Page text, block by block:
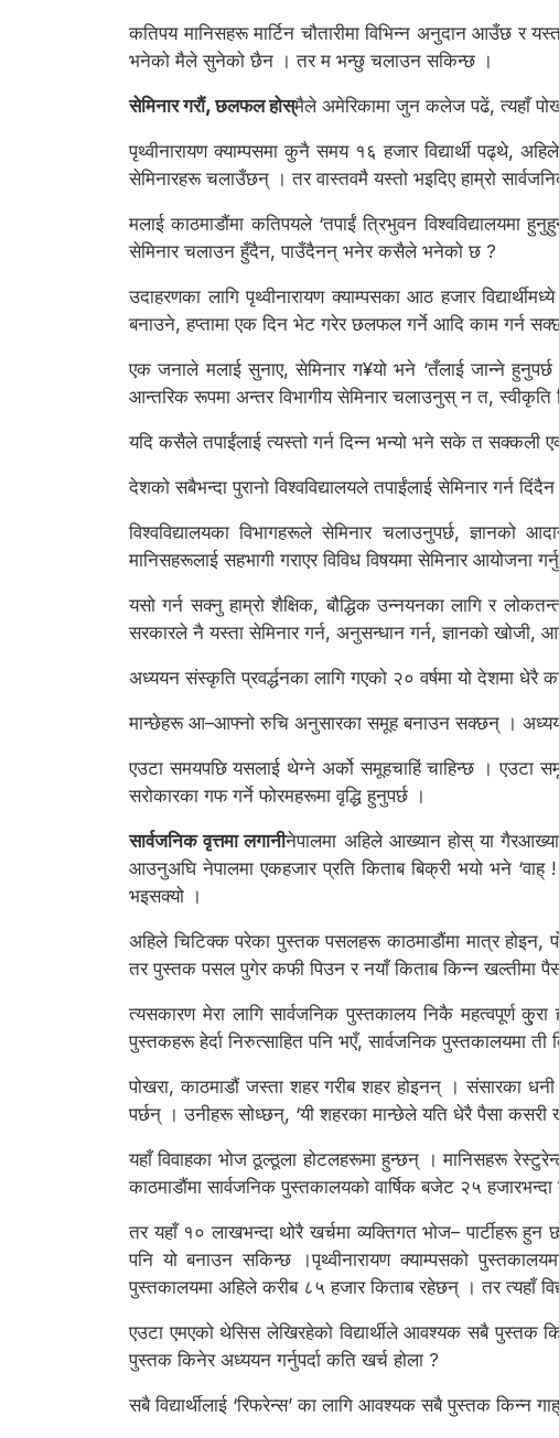
कतिपय मानिसहरू मार्टिन चौतारीमा विभिन्न अनुदान आउँछ र
भनेको मैले सुनेको छैन । तर म भन्छु चलाउन सकिन्छ ।
सेमिनार गरौं, छलफल होस्मैले अमेरिकामा जुन कलेज पढें, त्यहाँ
पृथ्वीनारायण क्याम्पसमा कुनै समय १६ हजार विद्यार्थी पढ्थे,
सेमिनारहरू चलाउँछन् । तर वास्तवमै यस्तो भइदिए हाम्रो
मलाई काठमाडौंमा कतिपयले ‘तपाईं त्रिभुवन
सेमिनार चलाउन हुँदैन, पाउँदैनन् भनेर कसैले भनेको छ ?
उदाहरणका लागि पृथ्वीनारायण क्याम्पसका आठ हजार
बनाउने, हप्तामा एक दिन भेट गरेर छलफल गर्ने आदि काम गर्न
एक जनाले मलाई सुनाए, सेमिनार ग¥यो भने ‘तँलाई जान्ने
आन्तरिक रूपमा अन्तर विभागीय सेमिनार चलाउनुस् न त, स्वीकृति
यदि कसैले तपाईंलाई त्यस्तो गर्न दिन्न भन्यो भने सके त सक्कली
देशको सबैभन्दा पुरानो विश्वविद्यालयले तपाईंलाई सेमिनार गर्न
विश्वविद्यालयका विभागहरूले सेमिनार चलाउनुपर्छ, ज्ञानको
मानिसहरूलाई सहभागी गराएर विविध विषयमा सेमिनार आयोजना
यसो गर्न सक्नु हाम्रो शैक्षिक, बौद्धिक उन्नयनका लागि र
सरकारले नै यस्ता सेमिनार गर्न, अनुसन्धान गर्न, ज्ञानको खोजी,
अध्ययन संस्कृति प्रवर्द्धनका लागि गएको २० वर्षमा यो देशमा
मान्छेहरू आ–आफ्नो रुचि अनुसारका समूह बनाउन सक्छन् ।
एउटा समयपछि यसलाई थेग्ने अर्को समूहचाहिं चाहिन्छ । एउटा
सरोकारका गफ गर्ने फोरमहरूमा वृद्धि हुनुपर्छ ।
सार्वजनिक वृत्तमा लगानीनेपालमा अहिले आख्यान होस् या
आउनुअघि नेपालमा एकहजार प्रति किताब बिक्री भयो भने
भइसक्यो ।
अहिले चिटिक्क परेका पुस्तक पसलहरू काठमाडौंमा मात्र
तर पुस्तक पसल पुगेर कफी पिउन र नयाँ किताब किन्न खल्तीमा
त्यसकारण मेरा लागि सार्वजनिक पुस्तकालय निकै महत्वपूर्ण
पुस्तकहरू हेर्दा निरुत्साहित पनि भएँ, सार्वजनिक पुस्तकालयमा ती
पोखरा, काठमाडौं जस्ता शहर गरीब शहर होइनन् । संसारका
पर्छन् । उनीहरू सोध्छन्, ‘यी शहरका मान्छेले यति धेरै पैसा कसरी
यहाँ विवाहका भोज ठूल्ठूला होटलहरूमा हुन्छन् । मानिसहरू
काठमाडौंमा सार्वजनिक पुस्तकालयको वार्षिक बजेट २५
तर यहाँ १० लाखभन्दा थोरै खर्चमा व्यक्तिगत भोज– पार्टीहरू
पनि यो बनाउन सकिन्छ ।पृथ्वीनारायण क्याम्पसको
पुस्तकालयमा अहिले करीब ८५ हजार किताब रहेछन् । तर त्यहाँ
एउटा एमएको थेसिस लेखिरहेको विद्यार्थीले आवश्यक सबै पुस्तक
पुस्तक किनेर अध्ययन गर्नुपर्दा कति खर्च होला ?
सबै विद्यार्थीलाई ‘रिफरेन्स’ का लागि आवश्यक सबै पुस्तक किन्न